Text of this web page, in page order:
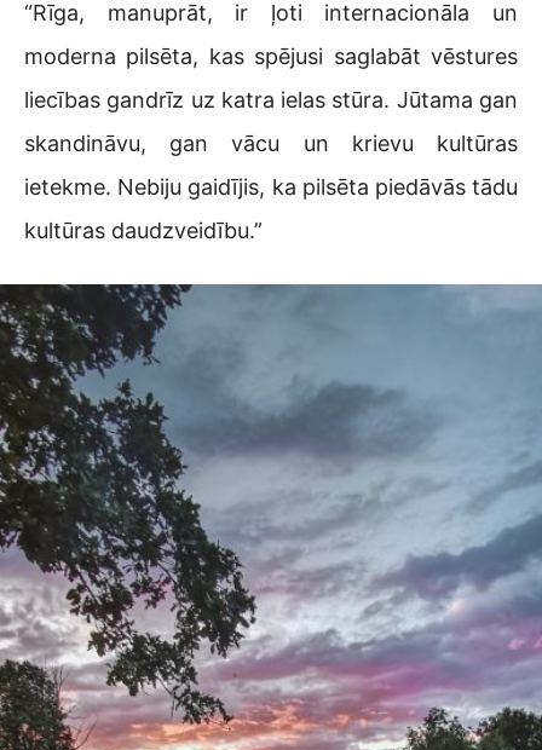
“Rīga, manuprāt, ir ļoti internacionāla un
moderna pilsēta, kas spējusi saglabāt vēstures
liecības gandrīz uz katra ielas stūra. Jūtama gan
skandināvu, gan vācu un krievu kultūras
ietekme. Nebiju gaidījis, ka pilsēta piedāvās tādu
kultūras daudzveidību.”